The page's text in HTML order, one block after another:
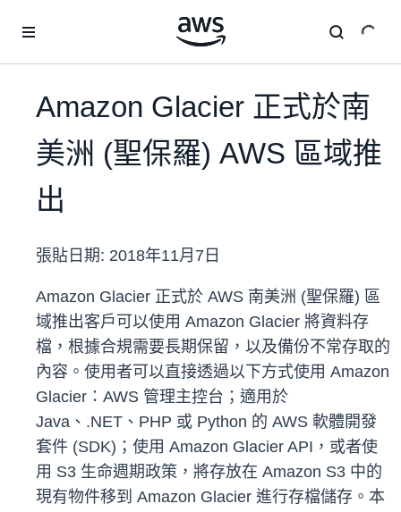
Amazon Glacier 正式於南
美洲 (聖保羅) AWS 區域推
出
張貼日期: 2018年11月7日
Amazon Glacier 正式於 AWS 南美洲 (聖保羅) 區
域推出客戶可以使用 Amazon Glacier 將資料存
檔，根據合規需要長期保留，以及備份不常存取的
內容。使用者可以直接透過以下方式使用 Amazon
Glacier：AWS 管理主控台；適用於
Java、.NET、PHP 或 Python 的 AWS 軟體開發
套件 (SDK)；使用 Amazon Glacier API，或者使
用 S3 生命週期政策，將存放在 Amazon S3 中的
現有物件移到 Amazon Glacier 進行存檔儲存。本